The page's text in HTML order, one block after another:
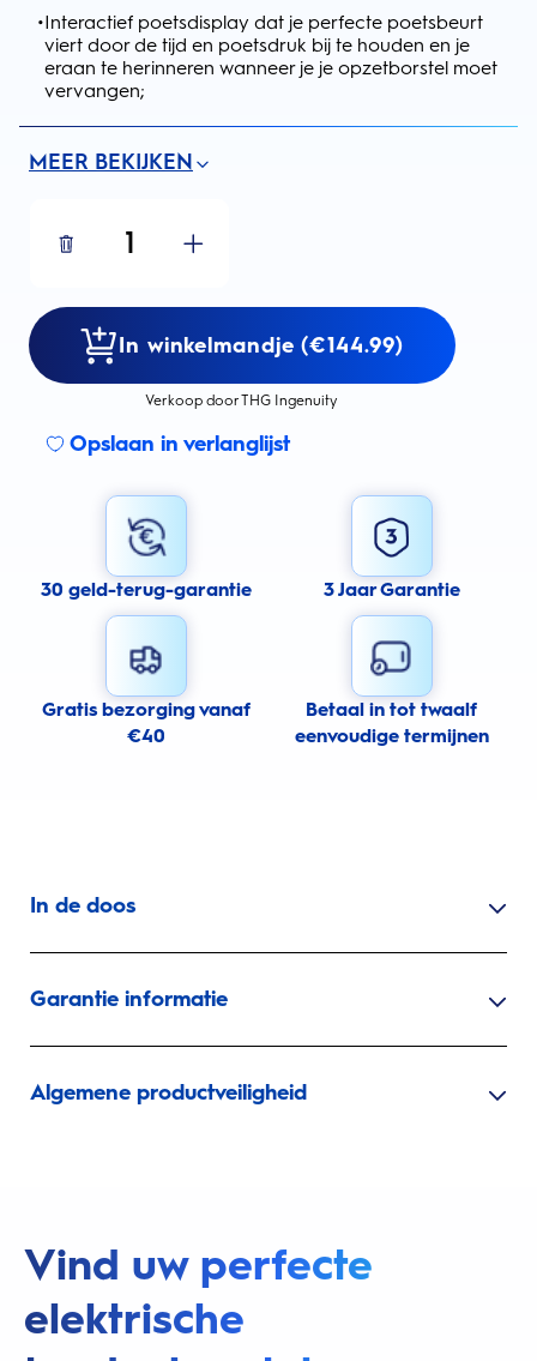
•Interactief poetsdisplay dat je perfecte poetsbeurt
viert door de tijd en poetsdruk bij te houden en je
eraan te herinneren wanneer je je opzetborstel moet
vervangen;
MEER BEKIJKEN
1
In winkelmandje (€144.99)
Verkoop door THG Ingenuity
Opslaan in verlanglijst
30 geld-terug-garantie 3 Jaar Garantie
Gratis bezorging vanaf
€40
Betaal in tot twaalf
eenvoudige termijnen
In de doos
Garantie informatie
Algemene productveiligheid
Vind uw perfecte
elektrische